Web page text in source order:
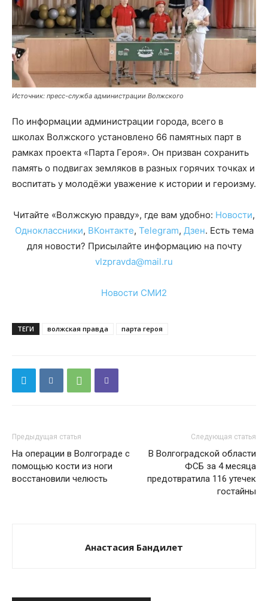
Источник: пресс-служба администрации Волжского
По информации администрации города, всего в
школах Волжского установлено 66 памятных парт в
рамках проекта «Парта Героя». Он призван сохранить
память о подвигах земляков в разных горячих точках и
воспитать у молодёжи уважение к истории и героизму.
Читайте «Волжскую правду», где вам удобно: Новости,
Одноклассники, ВКонтакте, Telegram, Дзен. Есть тема
для новости? Присылайте информацию на почту
vlzpravda@mail.ru
Новости СМИ2
ТЕГИ волжская правда парта героя
Предыдущая статья
На операции в Волгограде с
помощью кости из ноги
восстановили челюсть
Следующая статья
В Волгоградской области
ФСБ за 4 месяца
предотвратила 116 утечек
гостайны
Анастасия Бандилет